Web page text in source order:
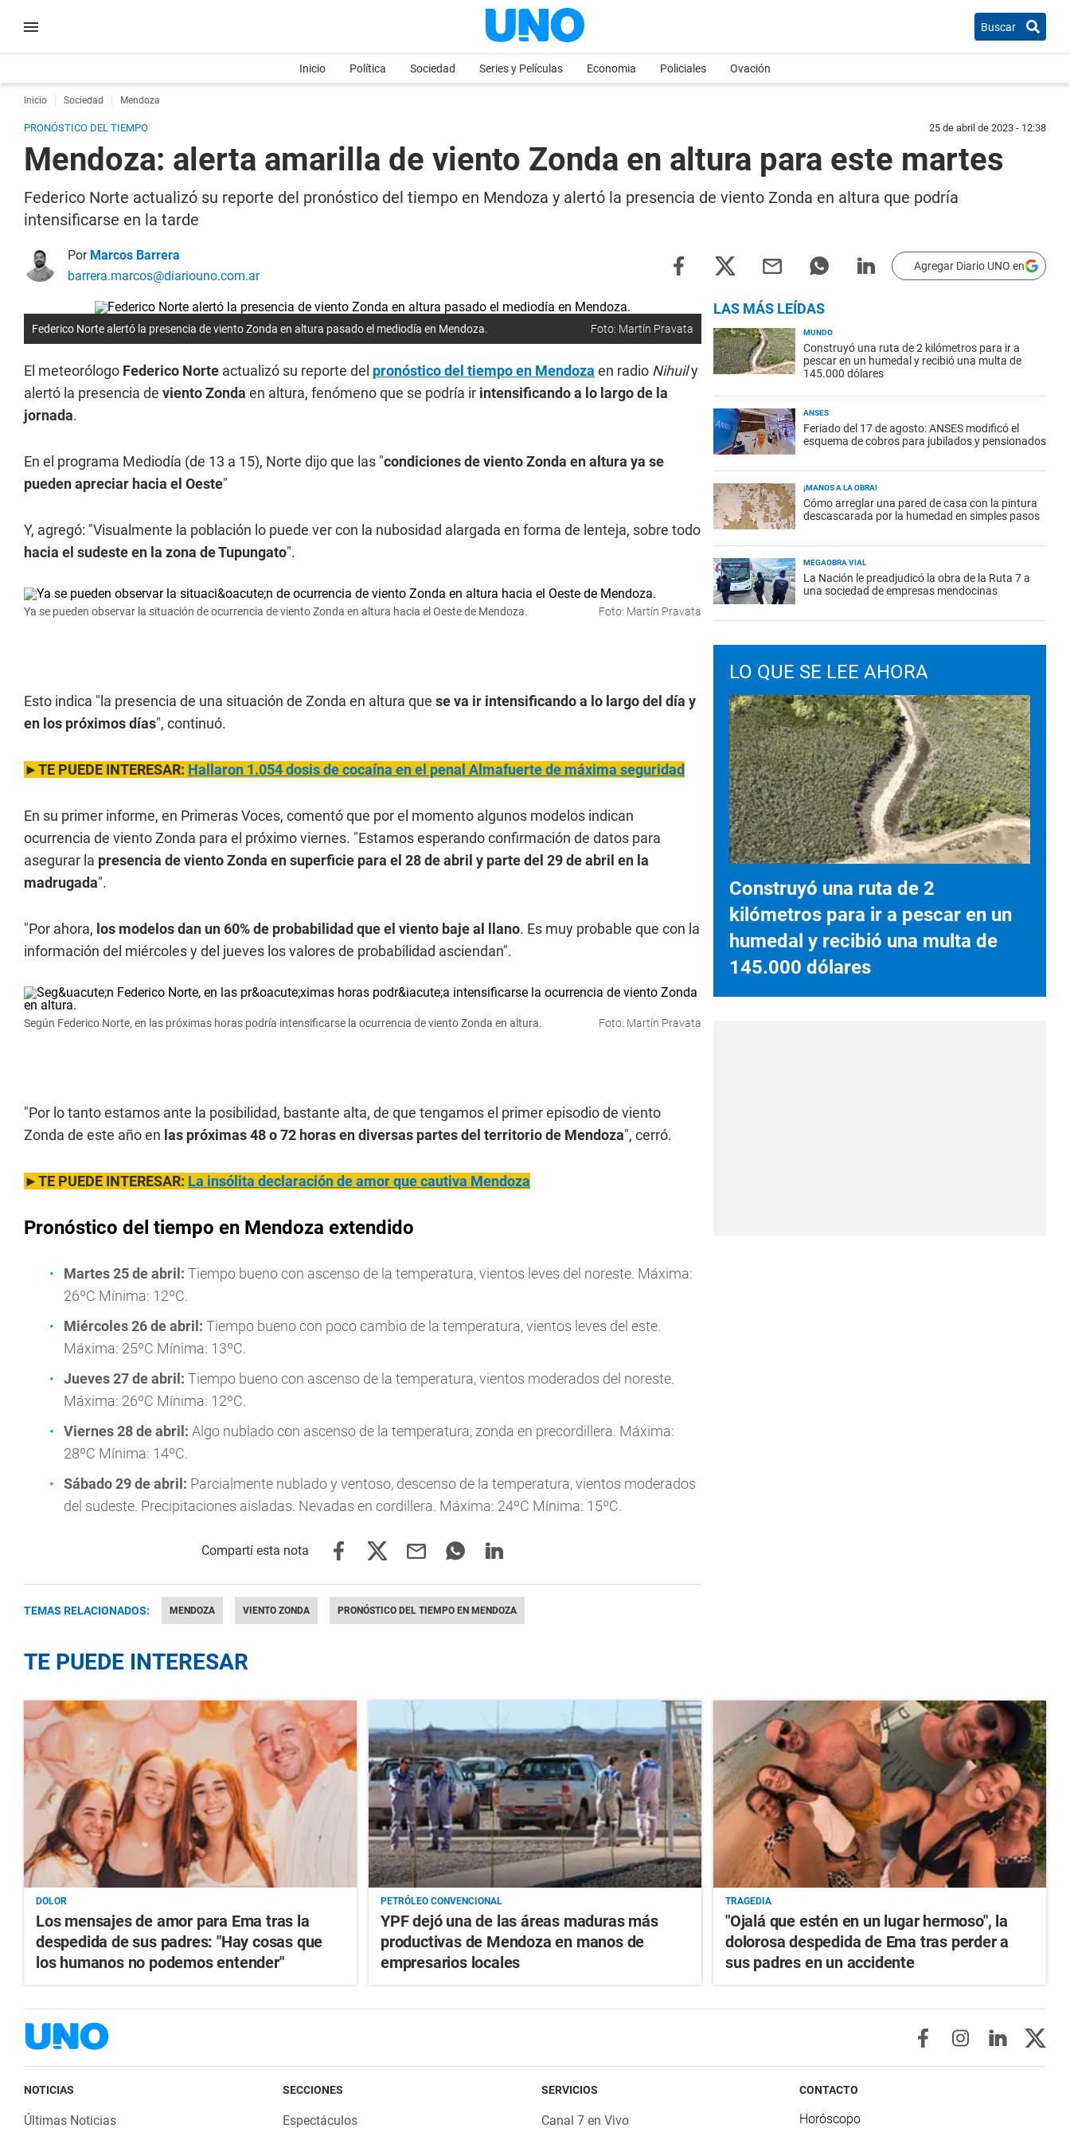
Buscar
Inicio Política Sociedad Series y Películas Economia Policiales Ovación
Inicio Sociedad Mendoza
PRONÓSTICO DEL TIEMPO 25 de abril de 2023 - 12:38
Mendoza: alerta amarilla de viento Zonda en altura para este martes
Federico Norte actualizó su reporte del pronóstico del tiempo en Mendoza y alertó la presencia de viento Zonda en altura que podría
intensificarse en la tarde
Por Marcos Barrera
barrera.marcos@diariouno.com.ar
Agregar Diario UNO en
Federico Norte alertó la presencia de viento Zonda en altura pasado el mediodía en Mendoza. Foto: Martín Pravata
El meteorólogo Federico Norte actualizó su reporte del pronóstico del tiempo en Mendoza en radio Nihuily
alertó la presencia de viento Zonda en altura, fenómeno que se podría ir intensificando a lo largo de la
jornada.
En el programa Mediodía (de 13 a 15), Norte dijo que las "condiciones de viento Zonda en altura ya se
pueden apreciar hacia el Oeste"
Y, agregó: "Visualmente la población lo puede ver con la nubosidad alargada en forma de lenteja, sobre todo
hacia el sudeste en la zona de Tupungato".
Ya se pueden observar la situación de ocurrencia de viento Zonda en altura hacia el Oeste de Mendoza. Foto: Martín Pravata
Esto indica "la presencia de una situación de Zonda en altura que se va ir intensificando a lo largo del día y
en los próximos días", continuó.
►TE PUEDE INTERESAR: Hallaron 1.054 dosis de cocaína en el penal Almafuerte de máxima seguridad
En su primer informe, en Primeras Voces, comentó que por el momento algunos modelos indican
ocurrencia de viento Zonda para el próximo viernes. "Estamos esperando confirmación de datos para
asegurar la presencia de viento Zonda en superficie para el 28 de abril y parte del 29 de abril en la
madrugada".
"Por ahora, los modelos dan un 60% de probabilidad que el viento baje al llano. Es muy probable que con la
información del miércoles y del jueves los valores de probabilidad asciendan".
Según Federico Norte, en las próximas horas podría intensificarse la ocurrencia de viento Zonda en altura. Foto: Martín Pravata
"Por lo tanto estamos ante la posibilidad, bastante alta, de que tengamos el primer episodio de viento
Zonda de este año en las próximas 48 o 72 horas en diversas partes del territorio de Mendoza", cerró.
►TE PUEDE INTERESAR: La insólita declaración de amor que cautiva Mendoza
Pronóstico del tiempo en Mendoza extendido
Martes25 de abril: Tiempo bueno con ascenso de la temperatura, vientos leves del noreste. Máxima:
26ºC Mínima: 12ºC.
Miércoles26 de abril: Tiempo bueno con poco cambio de la temperatura, vientos leves del este.
Máxima: 25ºC Mínima: 13ºC.
Jueves27 de abril: Tiempo bueno con ascenso de la temperatura, vientos moderados del noreste.
Máxima: 26ºC Mínima: 12ºC.
Viernes28 de abril: Algo nublado con ascenso de la temperatura, zonda en precordillera. Máxima:
28ºC Mínima: 14ºC.
Sábado29 de abril: Parcialmente nublado y ventoso, descenso de la temperatura, vientos moderados
del sudeste. Precipitaciones aisladas. Nevadas en cordillera. Máxima: 24ºC Mínima: 15ºC.
TEMAS RELACIONADOS: MENDOZA VIENTO ZONDA PRONÓSTICO DEL TIEMPO EN MENDOZA
LAS MÁS LEÍDAS
MUNDO
Construyó una ruta de 2 kilómetros para ir a
pescar en un humedal y recibió una multa de
145.000 dólares
ANSES
Feriado del 17 de agosto: ANSES modificó el
esquema de cobros para jubilados y pensionados
¡MANOS A LA OBRA!
Cómo arreglar una pared de casa con la pintura
descascarada por la humedad en simples pasos
MEGAOBRA VIAL
La Nación le preadjudicó la obra de la Ruta 7 a
una sociedad de empresas mendocinas
LO QUE SE LEE AHORA
Construyó una ruta de 2
kilómetros para ir a pescar en un
humedal y recibió una multa de
145.000 dólares
TE PUEDE INTERESAR
DOLOR
Los mensajes de amor para Ema tras la
despedida de sus padres: "Hay cosas que
los humanos no podemos entender"
PETRÓLEO CONVENCIONAL
YPF dejó una de las áreas maduras más
productivas de Mendoza en manos de
empresarios locales
TRAGEDIA
"Ojalá que estén en un lugar hermoso", la
dolorosa despedida de Ema tras perder a
sus padres en un accidente
NOTICIAS
Últimas Noticias
SECCIONES
Espectáculos
SERVICIOS
Canal 7 en Vivo
CONTACTO
Horóscopo